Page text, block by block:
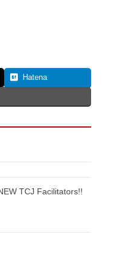
Hatena
TCJ Facilitators!!